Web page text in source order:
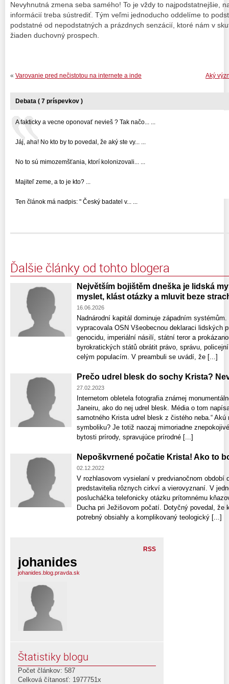
Nevyhnutná zmena seba samého! To je vždy to najpodstatnejšie,
informácií treba sústrediť. Tým veľmi jednoducho oddelíme to
podstatné od nepodstatných a prázdnych senzácií, ktoré nám v
žiaden duchovný prospech.
Aký
« Varovanie pred nečistotou na internete a inde
Debata ( 7 príspevkov )
A fakticky a vecne oponovať nevieš ? Tak načo... ...
Jáj, aha! No kto by to povedal, že aký ste vy... ...
No to sú mimozemšťania, ktorí kolonizovali... ...
Majiteľ zeme, a to je kto? ...
Ten článok má nadpis: " Český badatel v... ...
Ďalšie články od tohto blogera
Největším bojištěm dneška je lidská
myslet, klást otázky a mluvit beze
16.06.2026
Nadnárodní kapitál dominuje západním
vypracovala OSN Všeobecnou deklaraci lidských
genocidu, imperiální násilí, státní teror a
byrokratických států obrátit právo, správu,
celým populacím. V preambuli se uvádí, že [...]
Prečo udrel blesk do sochy Krista?
27.02.2023
Internetom obletela fotografia známej
Janeiru, ako do nej udrel blesk. Média o tom
samotného Krista udrel blesk z čistého neba.“
symboliku? Je totiž naozaj mimoriadne
bytosti prírody, spravujúce prírodné [...]
Nepoškvrnené počatie Krista! Ako to
02.12.2022
V rozhlasovom vysielaní v predvianočnom období
predstavitelia rôznych cirkví a vierovyznaní. V
poslucháčka telefonicky otázku prítomnému
Ducha pri Ježišovom počatí. Dotyčný povedal, že
potrebný obsiahly a komplikovaný teologický [...]
RSS
johanides
johanides.blog.pravda.sk
Štatistiky blogu
Počet článkov: 587
Celková čítanosť: 1977751x